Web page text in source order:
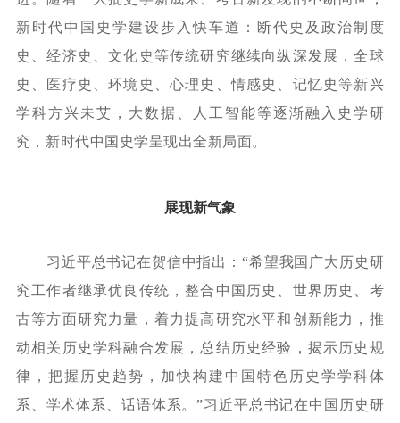
新时代中国史学建设步入快车道：断代史及政治制度
史、经济史、文化史等传统研究继续向纵深发展，全球
史、医疗史、环境史、心理史、情感史、记忆史等新兴
学科方兴未艾，大数据、人工智能等逐渐融入史学研
究，新时代中国史学呈现出全新局面。
展现新气象
习近平总书记在贺信中指出： “希望我国广大历史研
究工作者继承优良传统，整合中国历史、世界历史、考
古等方面研究力量，着力提高研究水平和创新能力，推
动相关历史学科融合发展，总结历史经验，揭示历史规
律，把握历史趋势，加快构建中国特色历史学学科体
系、学术体系、话语体系。”习近平总书记在中国历史研